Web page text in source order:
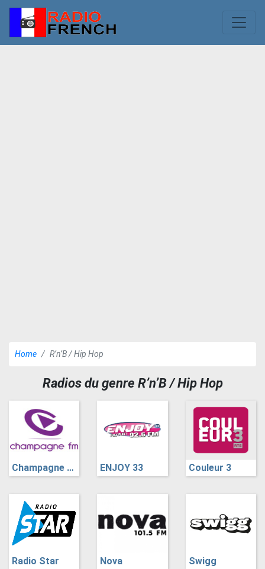
Home R’n’B / Hip Hop
Radios du genre R’n’B / Hip Hop
Champagne FM ENJOY 33 Couleur 3
Radio Star Nova Swigg